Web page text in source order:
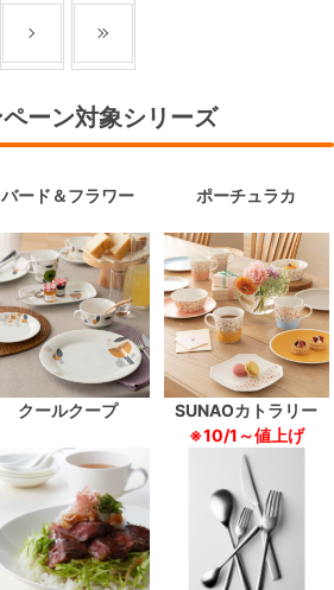
ーン対象シリーズ
バード＆フラワー ポーチュラカ
クールクープ
SUNAOカトラリー
※10/1～値上げ